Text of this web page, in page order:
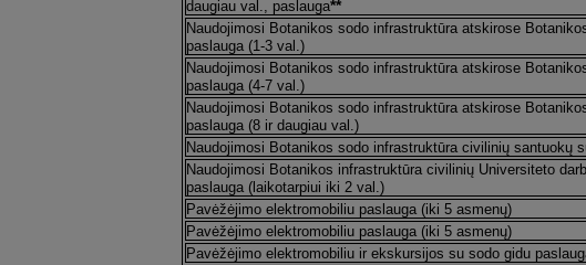
daugiau val., paslauga**
Naudojimosi Botanikos sodo infrastruktūra atskirose
paslauga (1-3 val.)
Naudojimosi Botanikos sodo infrastruktūra atskirose
paslauga (4-7 val.)
Naudojimosi Botanikos sodo infrastruktūra atskirose
paslauga (8 ir daugiau val.)
Naudojimosi Botanikos sodo infrastruktūra civilinių santuokų
Naudojimosi Botanikos infrastruktūra civilinių Universiteto
paslauga (laikotarpiui iki 2 val.)
Pavėžėjimo elektromobiliu paslauga (iki 5 asmenų)
Pavėžėjimo elektromobiliu paslauga (iki 5 asmenų)
Pavėžėjimo elektromobiliu ir ekskursijos su sodo gidu